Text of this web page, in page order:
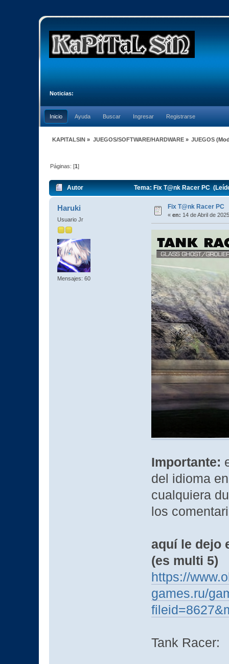
Noticias:
Inicio Ayuda Buscar Ingresar Registrarse
KAPITALSIN » JUEGOS/SOFTWARE/HARDWARE» JUEGOS
Páginas: [1]
Autor Tema: Fix T@nk Racer PC
Haruki
Usuario Jr
Mensajes: 60
Fix T@nk Racer PC
« en: 14 de Abril de
Importante:
del idioma
cualquiera
los
aquí le dejo
(es multi 5)
https://
games.ru/
Tank Racer: